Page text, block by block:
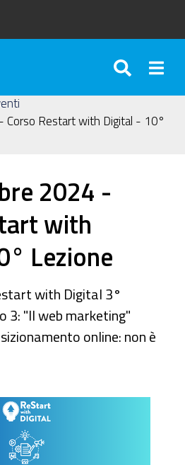
Restart with Digital - 10°
2024 -
with
Lezione
with Digital 3°
3: "Il web marketing"
online: non è